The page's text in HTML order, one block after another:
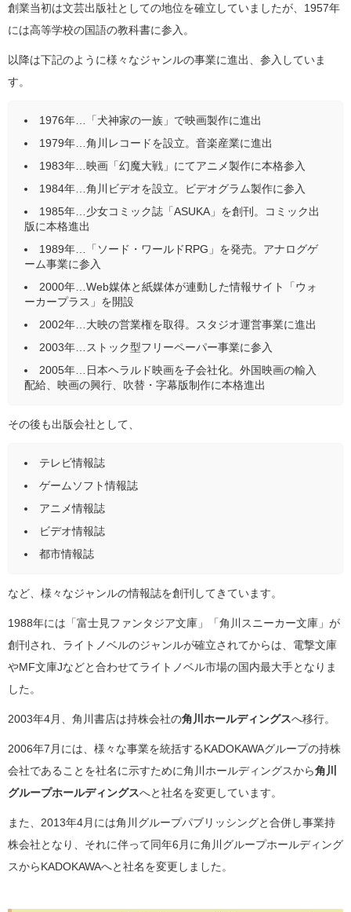
創業当初は文芸出版社としての地位を確立していましたが、1957年
には高等学校の国語の教科書に参入。
以降は下記のように様々なジャンルの事業に進出、参入していま
す。
1976年…「犬神家の一族」で映画製作に進出
1979年…角川レコードを設立。音楽産業に進出
1983年…映画「幻魔大戦」にてアニメ製作に本格参入
1984年…角川ビデオを設立。ビデオグラム製作に参入
1985年…少女コミック誌「ASUKA」を創刊。コミック出
版に本格進出
1989年…「ソード・ワールドRPG」を発売。アナログゲ
ーム事業に参入
2000年…Web媒体と紙媒体が連動した情報サイト「ウォ
ーカープラス」を開設
2002年…大映の営業権を取得。スタジオ運営事業に進出
2003年…ストック型フリーペーパー事業に参入
2005年…日本ヘラルド映画を子会社化。外国映画の輸入
配給、映画の興行、吹替・字幕版制作に本格進出
その後も出版会社として、
テレビ情報誌
ゲームソフト情報誌
アニメ情報誌
ビデオ情報誌
都市情報誌
など、様々なジャンルの情報誌を創刊してきています。
1988年には「富士見ファンタジア文庫」「角川スニーカー文庫」が
創刊され、ライトノベルのジャンルが確立されてからは、電撃文庫
やMF文庫Jなどと合わせてライトノベル市場の国内最大手となりま
した。
2003年4月、角川書店は持株会社の角川ホールディングスへ移行。
2006年7月には、様々な事業を統括するKADOKAWAグループの持株
会社であることを社名に示すために角川ホールディングスから角川
グループホールディングスへと社名を変更しています。
また、2013年4月には角川グループパブリッシングと合併し事業持
株会社となり、それに伴って同年6月に角川グループホールディング
スからKADOKAWAへと社名を変更しました。